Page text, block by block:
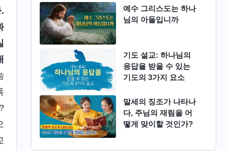
예수 그리스도는 하나
님의 아들입니까
기도 설교: 하나님의
응답을 받을 수 있는
기도의 3가지 요소
말세의 징조가 나타나
다, 주님의 재림을 어
떻게 맞이할 것인가?